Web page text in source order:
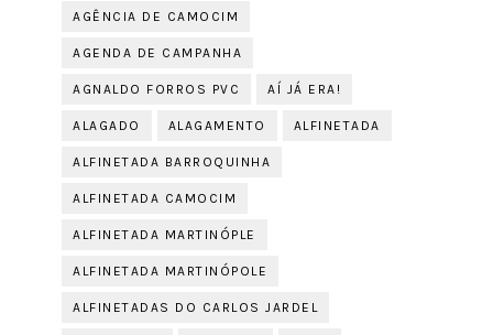
AGÊNCIA DE CAMOCIM
AGENDA DE CAMPANHA
AGNALDO FORROS PVC AÍ JÁ ERA!
ALAGADO ALAGAMENTO ALFINETADA
ALFINETADA BARROQUINHA
ALFINETADA CAMOCIM
ALFINETADA MARTINÓPLE
ALFINETADA MARTINÓPOLE
ALFINETADAS DO CARLOS JARDEL